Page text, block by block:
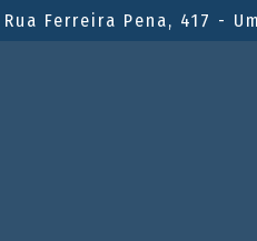
Rua Ferreira Pena, 417 -